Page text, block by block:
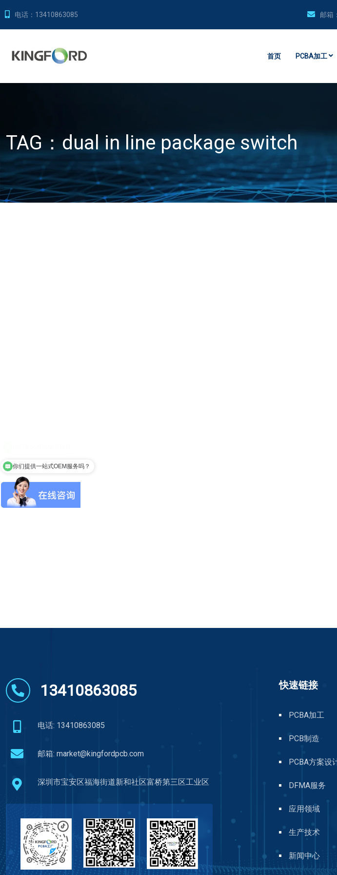
电话： 13410863085 邮箱：
首页 PCBA加工
TAG：dual in line package switch
13410863085
电话: 13410863085
邮箱: market@kingfordpcb.com
深圳市宝安区福海街道新和社区富桥第三区工业区
快速链接
PCBA加工
PCB制造
PCBA方案设
DFMA服务
应用领域
生产技术
新闻中心
你们提供一站式OEM服务吗？